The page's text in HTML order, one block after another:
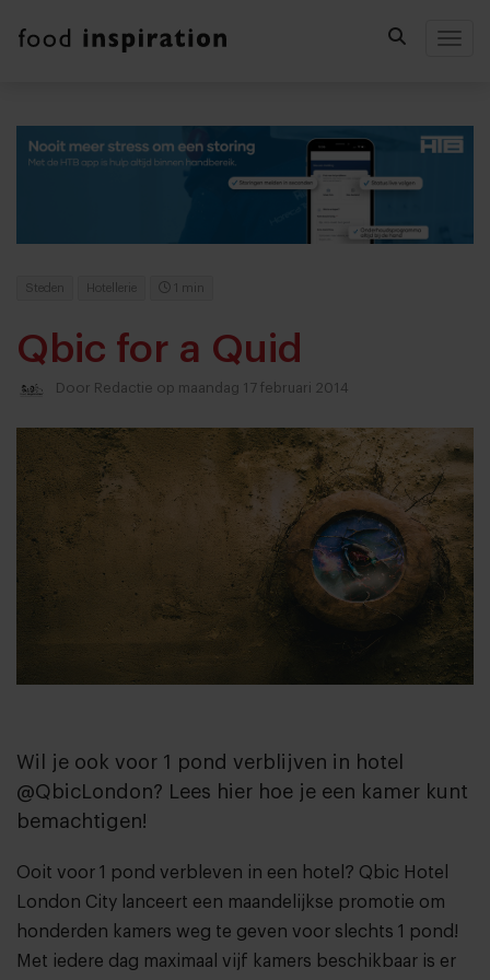
Steden Hotellerie 1 min
Qbic for a Quid
Door Redactie op maandag 17 februari 2014
Wil je ook voor 1 pond verblijven in hotel
@QbicLondon? Lees hier hoe je een kamer kunt
bemachtigen!
Ooit voor 1 pond verbleven in een hotel? Qbic Hotel
London City lanceert een maandelijkse promotie om
honderden kamers weg te geven voor slechts 1 pond!
Met iedere dag maximaal vijf kamers beschikbaar is er